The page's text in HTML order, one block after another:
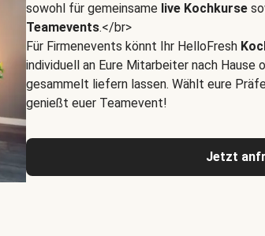
sowohl für gemeinsame live Kochkurse
Teamevents.</br>
Für Firmenevents könnt Ihr HelloFresh
individuell an Eure Mitarbeiter nach Hause
gesammelt liefern lassen. Wählt eure
genießt euer Teamevent!
Jetzt